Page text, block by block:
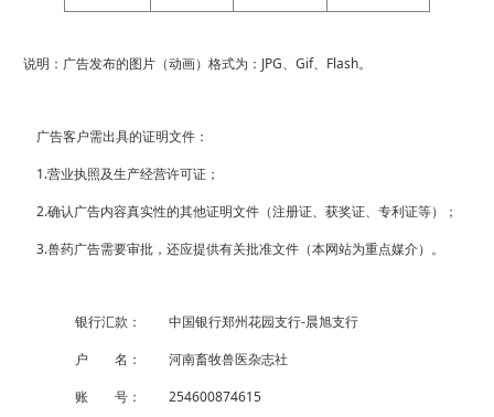
说明：广告发布的图片（动画）格式为：JPG、Gif、Flash。
广告客户需出具的证明文件：
1.营业执照及生产经营许可证；
2.确认广告内容真实性的其他证明文件（注册证、获奖证、专利证等）；
3.兽药广告需要审批，还应提供有关批准文件（本网站为重点媒介）。
银行汇款：
中国银行郑州花园支行-晨旭支行
户 名：
河南畜牧兽医杂志社
账 号：
254600874615